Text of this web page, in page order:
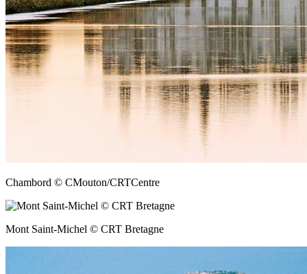
Chambord © CMouton/CRTCentre
Mont Saint-Michel © CRT Bretagne